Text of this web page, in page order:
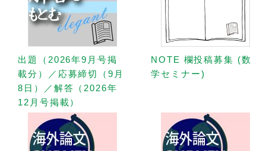
出題（2026年9月号掲
載分）／応募締切（9月
8日）／解答（2026年
12月号掲載）
NOTE 欄投稿募集 (数
学セミナー)